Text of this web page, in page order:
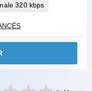
320 kbps